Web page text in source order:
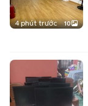
4 phút trước 10